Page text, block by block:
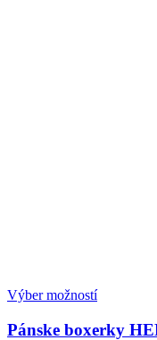
Výber možností
Pánske boxerky